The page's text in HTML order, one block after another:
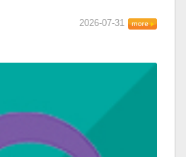
2026-07-31